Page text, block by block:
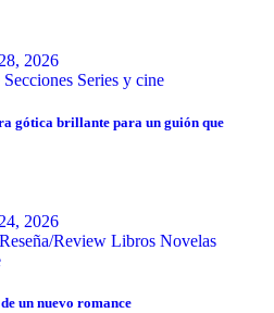
2026
Secciones Series y cine
gótica brillante para un guión que
2026
Review Libros Novelas
un nuevo romance